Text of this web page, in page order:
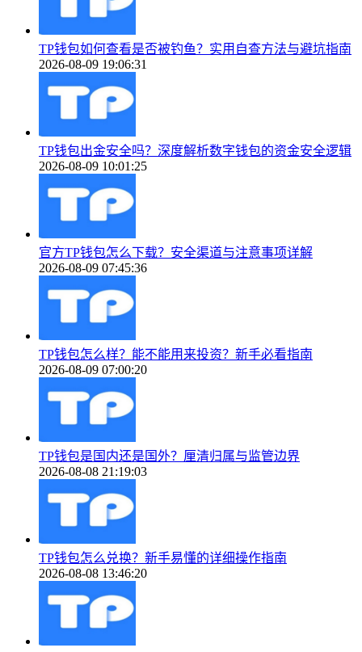
TP钱包如何查看是否被钓鱼？实用自查方法与避坑指南
2026-08-09 19:06:31
TP钱包出金安全吗？深度解析数字钱包的资金安全逻辑
2026-08-09 10:01:25
官方TP钱包怎么下载？安全渠道与注意事项详解
2026-08-09 07:45:36
TP钱包怎么样？能不能用来投资？新手必看指南
2026-08-09 07:00:20
TP钱包是国内还是国外？厘清归属与监管边界
2026-08-08 21:19:03
TP钱包怎么兑换？新手易懂的详细操作指南
2026-08-08 13:46:20